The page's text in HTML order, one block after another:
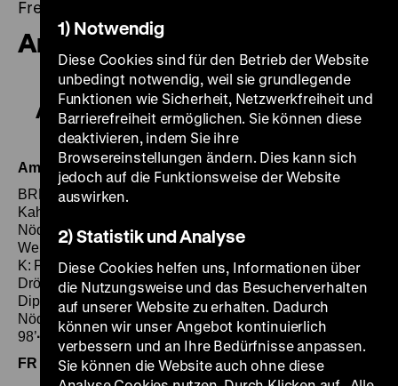
Freitag, 07. September 2018, 18.00 - 00.00 Uhr
Am Ama Am Amazonas
Am Ama Am Amazonas
Am Ama Am Amazonas
BRD 1969/1980, R: Epplwoi Motion Pictures (Reinhard
Kahn, Michel Leiner, Jeanine Meerapfel, Ingeborg
Nödinger, Rolf Scheimeister, Pavel Schnabel, Klaus
Werner, Marion Zemann), B: Reinhard Kahn, Michel Leiner,
K: Pavel Schnabel, Rolf Scheimeister, Dr. Fleck, D: Angela
Drögemöller, Horst Walter, Mathias Eichhorn, Hanni Knöss,
Dipl. Ing. Ferdinand Kramer, Hella Schartenberg, Ingeborg
Nödinger, Dr. Werner Bockelmann, Dr. Fleck und Gattin,
98’· 35mm
FR 07.09. um 18 Uhr· Einführung: Borjana Gakovic
1) Notwendig
Diese Cookies sind für den Betrieb der Website
unbedingt notwendig, weil sie grundlegende
Funktionen wie Sicherheit, Netzwerkfreiheit und
Barrierefreiheit ermöglichen. Sie können diese
deaktivieren, indem Sie ihre
Browsereinstellungen ändern. Dies kann sich
jedoch auf die Funktionsweise der Website
auswirken.
2) Statistik und Analyse
Diese Cookies helfen uns, Informationen über
die Nutzungsweise und das Besucherverhalten
auf unserer Website zu erhalten. Dadurch
können wir unser Angebot kontinuierlich
verbessern und an Ihre Bedürfnisse anpassen.
Sie können die Website auch ohne diese